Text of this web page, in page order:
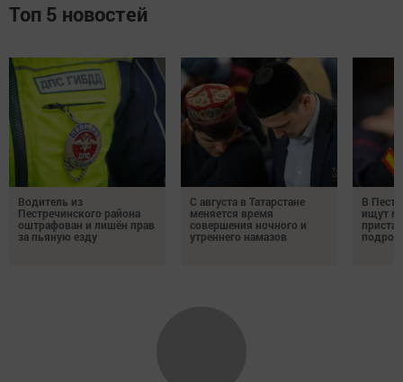
Топ 5 новостей
Водитель из
Пестречинского района
оштрафован и лишён прав
за пьяную езду
С августа в Татарстане
меняется время
совершения ночного и
утреннего намазов
В
ищут